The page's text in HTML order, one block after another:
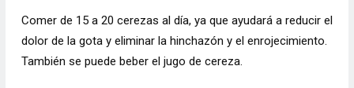
Comer de 15 a 20 cerezas al día, ya que ayudará a reducir el
dolor de la gota y eliminar la hinchazón y el enrojecimiento.
También se puede beber el jugo de cereza.